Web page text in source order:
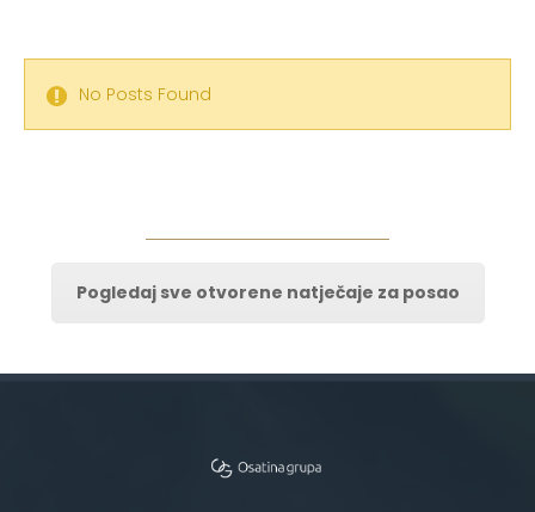
No Posts Found
Pogledaj sve otvorene natječaje za posao